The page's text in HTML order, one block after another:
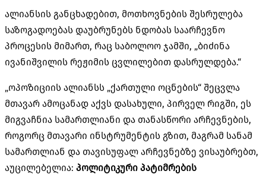
ალიანსის განცხადებით, მოთხოვნების შესრულება
საზოგადოებას დაუბრუნებს ნდობას საარჩევნო
პროცესის მიმართ, რაც საბოლოო ჯამში, „ბიძინა
ივანიშვილის რეჟიმის ცვლილებით დასრულდება.“
„ოპოზიციის ალიანსს „ქართული ოცნების“ შეცვლა
მთავარ ამოცანად აქვს დასახული, პირველ რიგში, ეს
მიგვაჩნია სამართლიანი და თანასწორი არჩევნების,
როგორც მთავარი ინსტრუმენტის გზით, მაგრამ სანამ
სამართლიან და თავისუფალ არჩევნებზე ვისაუბრებთ,
აუცილებელია: პოლიტიკური პატიმრების